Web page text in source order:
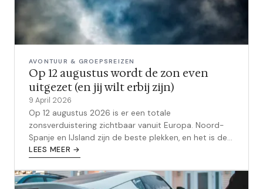
AVONTUUR & GROEPSREIZEN
Op 12 augustus wordt de zon even
uitgezet (en jij wilt erbij zijn)
9 April 2026
Op 12 augustus 2026 is er een totale
zonsverduistering zichtbaar vanuit Europa. Noord-
Spanje en IJsland zijn de beste plekken, en het is de
perfecte reden voor een epische groepsreis met
LEES MEER →